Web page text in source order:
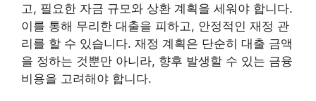
고, 필요한 자금 규모와 상환 계획을 세워야 합니다.
이를 통해 무리한 대출을 피하고, 안정적인 재정 관
리를 할 수 있습니다. 재정 계획은 단순히 대출 금액
을 정하는 것뿐만 아니라, 향후 발생할 수 있는 금융
비용을 고려해야 합니다.